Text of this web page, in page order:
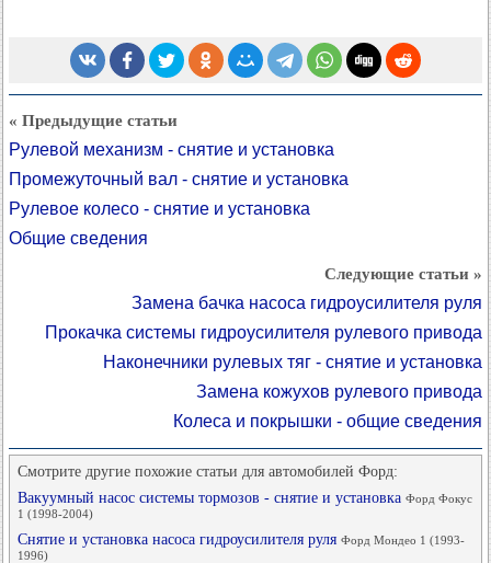
« Предыдущие статьи
Рулевой механизм - снятие и установка
Промежуточный вал - снятие и установка
Рулевое колесо - снятие и установка
Общие сведения
Следующие статьи »
Замена бачка насоса гидроусилителя руля
Прокачка системы гидроусилителя рулевого привода
Наконечники рулевых тяг - снятие и установка
Замена кожухов рулевого привода
Колеса и покрышки - общие сведения
Смотрите другие похожие статьи для автомобилей Форд:
Вакуумный насос системы тормозов - снятие и установка Форд Фокус
1 (1998-2004)
Снятие и установка насоса гидроусилителя руля Форд Мондео 1 (1993-
1996)